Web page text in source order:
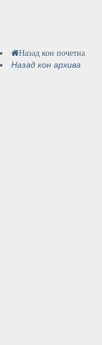
Назад кон почетна
Назад кон архива